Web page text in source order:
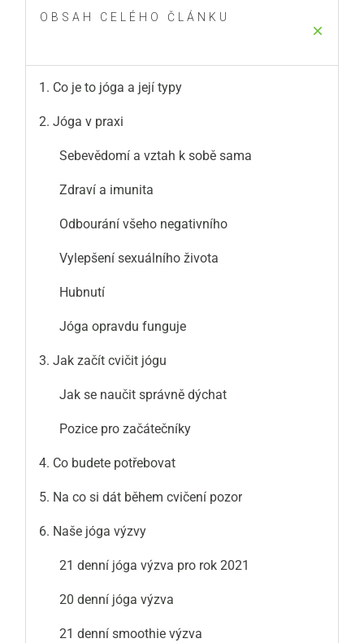
OBSAH CELÉHO ČLÁNKU
1. Co je to jóga a její typy
2. Jóga v praxi
Sebevědomí a vztah k sobě sama
Zdraví a imunita
Odbourání všeho negativního
Vylepšení sexuálního života
Hubnutí
Jóga opravdu funguje
3. Jak začít cvičit jógu
Jak se naučit správně dýchat
Pozice pro začátečníky
4. Co budete potřebovat
5. Na co si dát během cvičení pozor
6. Naše jóga výzvy
21 denní jóga výzva pro rok 2021
20 denní jóga výzva
21 denní smoothie výzva